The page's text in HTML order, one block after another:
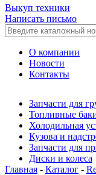
Выкуп техники
Написать письмо
О компании
Новости
Контакты
Запчасти для
Топливные
Холодильная
Кузова и
Запчасти для
Диски и колеса
Главная - Каталог -